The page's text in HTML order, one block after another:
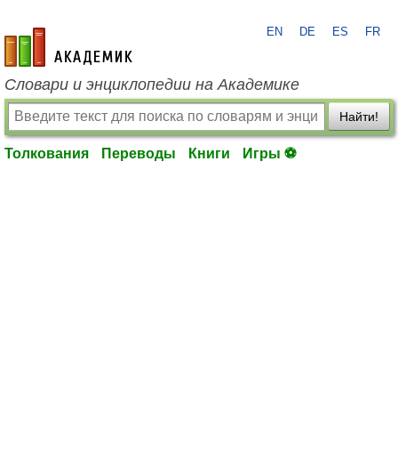
academic.ru
EN DE ES FR
Словари и энциклопедии на Академике
Найти!
Толкования Переводы Книги Игры ⚽